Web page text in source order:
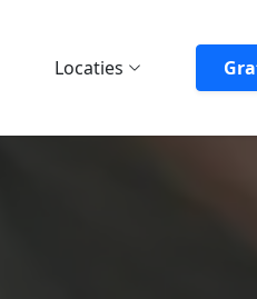
Locaties